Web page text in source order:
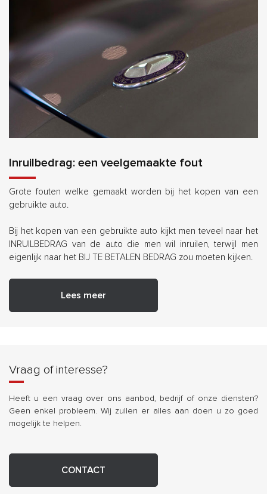
Inruilbedrag: een veelgemaakte fout
Grote fouten welke gemaakt worden bij het kopen van een
gebruikte auto.
Bij het kopen van een gebruikte auto kijkt men teveel naar het
INRUILBEDRAG van de auto die men wil inruilen, terwijl men
eigenlijk naar het BIJ TE BETALEN BEDRAG zou moeten kijken.
Lees meer
Vraag of interesse?
Heeft u een vraag over ons aanbod, bedrijf of onze diensten?
Geen enkel probleem. Wij zullen er alles aan doen u zo goed
mogelijk te helpen.
CONTACT